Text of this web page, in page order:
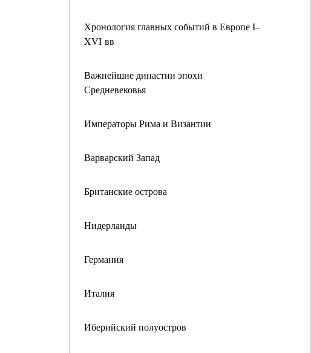
Хронология главных событий в Европе I–
XVI вв
Важнейшие династии эпохи
Средневековья
Императоры Рима и Византии
Варварский Запад
Британские острова
Нидерланды
Германия
Италия
Иберийский полуостров